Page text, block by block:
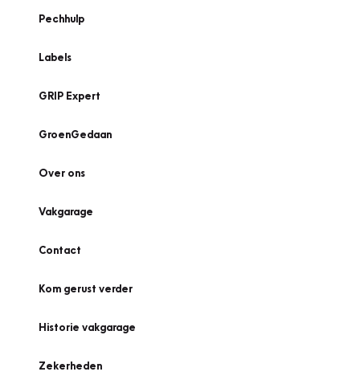
Pechhulp
Labels
GRIP Expert
GroenGedaan
Over ons
Vakgarage
Contact
Kom gerust verder
Historie vakgarage
Zekerheden